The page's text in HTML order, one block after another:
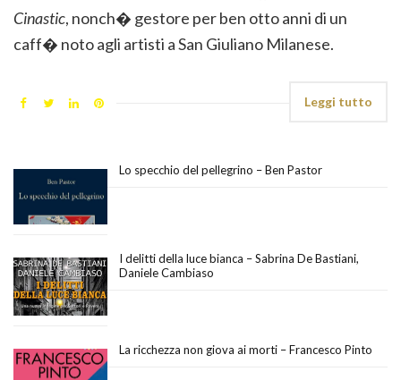
Cinastic, nonch� gestore per ben otto anni di un
caff� noto agli artisti a San Giuliano Milanese.
Leggi tutto
Lo specchio del pellegrino – Ben Pastor
I delitti della luce bianca – Sabrina De Bastiani,
Daniele Cambiaso
La ricchezza non giova ai morti – Francesco Pinto